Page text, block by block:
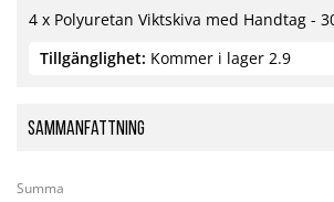
4 x Polyuretan Viktskiva med Handtag -
Tillgänglighet: Kommer i lager 2.9
Sammanfattning
Summa